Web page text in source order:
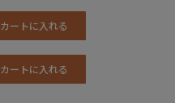
カートに入れる
カートに入れる